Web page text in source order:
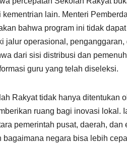
lain. Menteri
bahwa program ini tidak
jalur operasional,
dari sisi distribusi dan
guru yang telah diseleksi.
Rakyat tidak hanya ditentukan
ruang bagi inovasi lokal.
pemerintah pusat, daerah,
negara bisa lebih